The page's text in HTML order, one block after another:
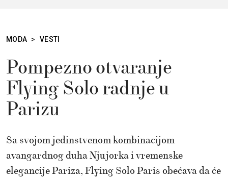
MODA > VESTI
Pompezno otvaranje
Flying Solo radnje u
Parizu
Sa svojom jedinstvenom kombinacijom
avangardnog duha Njujorka i vremenske
elegancije Pariza, Flying Solo Paris obećava da će